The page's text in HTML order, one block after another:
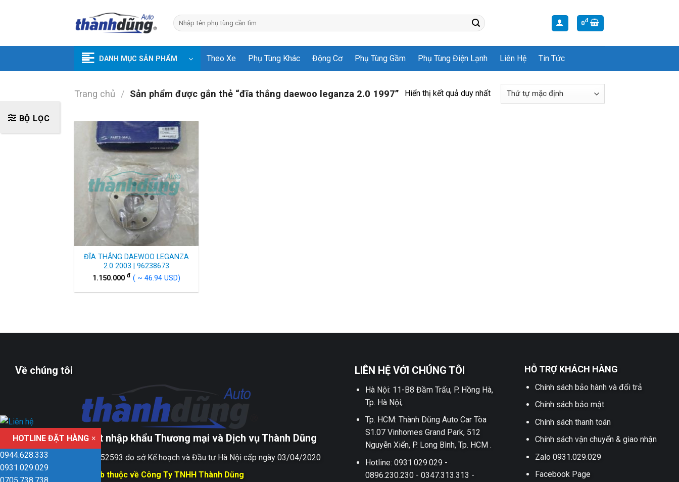
Tìm
kiếm:
0đ
DANH MỤC SẢN PHẨM Theo Xe Phụ Tùng Khác Động Cơ Phụ Tùng Gầm Phụ Tùng Điện Lạnh Liên Hệ Tin Tức
Trang chủ / Sản phẩm được gắn thẻ “đĩa thắng daewoo leganza 2.0 1997”
BỘ LỌC
Hiển thị kết quả duy nhất
ĐĨA THẮNG DAEWOO LEGANZA
2.0 2003 | 96238673
1.150.000 đ ( ~ 46.94 USD)
Về chúng tôi
Công ty TNHH xuất nhập khẩu Thương mại và Dịch vụ Thành Dũng
Giấy ĐKKD số 0109152593 do sở Kế hoạch và Đầu tư Hà Nội cấp ngày 03/04/2020
Bản quyền trang web thuộc về Công Ty TNHH Thành Dũng
LIÊN HỆ VỚI CHÚNG TÔI
Hà Nội: 11-B8 Đầm Trấu, P. Hồng Hà,
Tp. Hà Nội;
Tp. HCM: Thành Dũng Auto Car Tòa
S1.07 Vinhomes Grand Park, 512
Nguyễn Xiển, P. Long Bình, Tp. HCM .
Hotline: 0931.029.029 -
0896.230.230 - 0347.313.313 -
HỖ TRỢ KHÁCH HÀNG
Chính sách bảo hành và đổi trả
Chính sách bảo mật
Chính sách thanh toán
Chính sách vận chuyển & giao nhận
Zalo 0931.029.029
Facebook Page
HOTLINE ĐẶT HÀNG ×
0944.628.333
0931.029.029